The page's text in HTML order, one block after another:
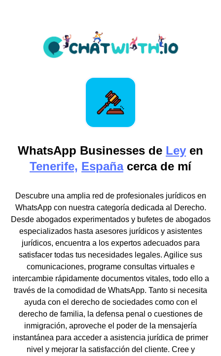
WhatsApp Businesses de Ley en
Tenerife, Españacerca de mí
Descubre una amplia red de profesionales jurídicos en
WhatsApp con nuestra categoría dedicada al Derecho.
Desde abogados experimentados y bufetes de abogados
especializados hasta asesores jurídicos y asistentes
jurídicos, encuentra a los expertos adecuados para
satisfacer todas tus necesidades legales. Agilice sus
comunicaciones, programe consultas virtuales e
intercambie rápidamente documentos vitales, todo ello a
través de la comodidad de WhatsApp. Tanto si necesita
ayuda con el derecho de sociedades como con el
derecho de familia, la defensa penal o cuestiones de
inmigración, aproveche el poder de la mensajería
instantánea para acceder a asistencia jurídica de primer
nivel y mejorar la satisfacción del cliente. Cree y